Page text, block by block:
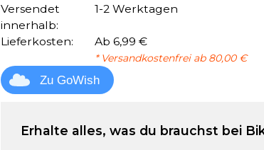
Versendet
innerhalb:
1-2 Werktagen
Lieferkosten: Ab 6,99 €
* Versandkostenfrei ab 80,00 €
Zu GoWish
Erhalte alles, was du brauchst bei